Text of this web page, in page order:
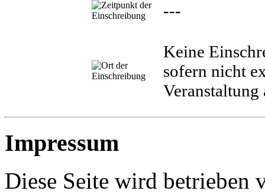
---
Keine
sofern nicht
Veranstaltung
Impressum
Diese Seite wird betrieben